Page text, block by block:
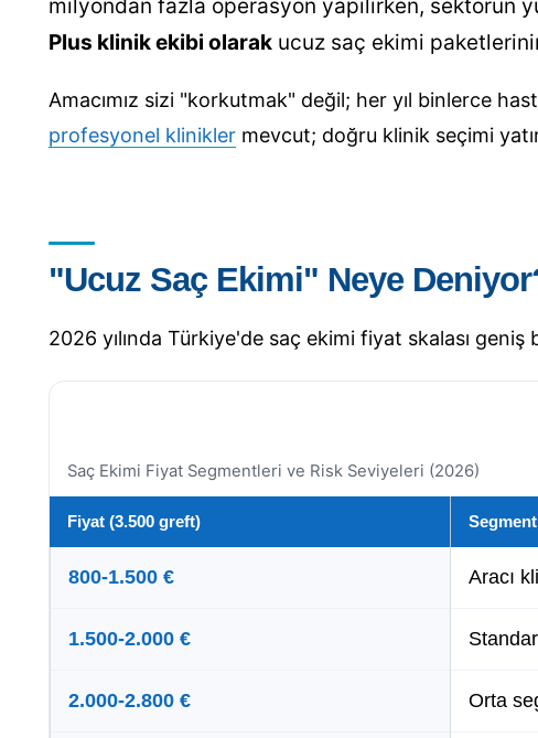
milyondan fazla operasyon yapılırken, sektörün
Plus klinik ekibi olarak ucuz saç ekimi
Amacımız sizi "korkutmak" değil; her yıl binlerce
profesyonel klinikler mevcut; doğru klinik seçimi
"Ucuz Saç Ekimi" Neye
2026 yılında Türkiye'de saç ekimi fiyat skalası
Saç Ekimi Fiyat Segmentleri ve Risk Seviyeleri (2026)
Fiyat (3.500 greft) Segment
800-1.500 € Aracı
1.500-2.000 €
2.000-2.800 € Orta